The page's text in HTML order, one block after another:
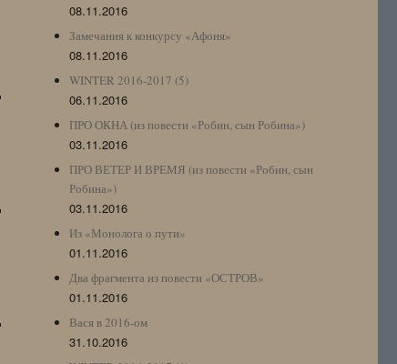
08.11.2016
Замечания к конкурсу «Афоня»
08.11.2016
WINTER 2016-2017 (5)
06.11.2016
ПРО ОКНА (из повести «Робин, сын Робина»)
03.11.2016
ПРО ВЕТЕР И ВРЕМЯ (из повести «Робин, сын
Робина»)
03.11.2016
Из «Монолога о пути»
01.11.2016
Два фрагмента из повести «ОСТРОВ»
01.11.2016
Вася в 2016-ом
31.10.2016